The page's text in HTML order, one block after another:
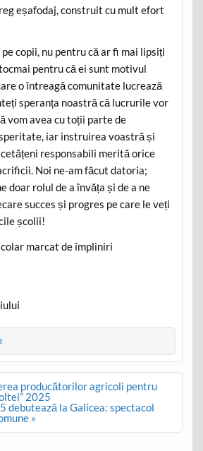
eșafodaj, construit cu mult efort
copii, nu pentru că ar fi mai lipsiți
pentru că ei sunt motivul
o întreagă comunitate lucrează
speranța noastră că lucrurile vor
vom avea cu toții parte de
iar instruirea voastră și
responsabili merită orice
Noi ne-am făcut datoria;
doar rolul de a învăța și de a ne
succes și progres pe care le veți
școlii!
marcat de împliniri
producătorilor agricoli pentru
2025
debutează la Galicea: spectacol
»